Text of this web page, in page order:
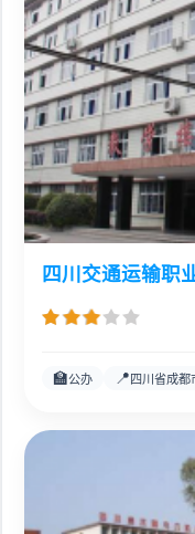
四川交通运输职
🏫公办 📍四川省成都